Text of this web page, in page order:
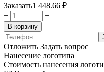
Заказать1 448.66 ₽
+
−
В корзину
Отложить Задать вопрос
Нанесение логотипа
Стоимость нанесения